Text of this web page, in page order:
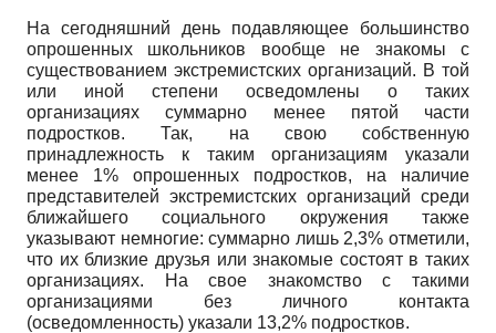
На сегодняшний день подавляющее большинство
опрошенных школьников вообще не знакомы с
существованием экстремистских организаций. В той
или иной степени осведомлены о таких
организациях суммарно менее пятой части
подростков. Так, на свою собственную
принадлежность к таким организациям указали
менее 1% опрошенных подростков, на наличие
представителей экстремистских организаций среди
ближайшего социального окружения также
указывают немногие: суммарно лишь 2,3% отметили,
что их близкие друзья или знакомые состоят в таких
организациях. На свое знакомство с такими
организациями без личного контакта
(осведомленность) указали 13,2% подростков.